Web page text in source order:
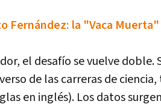
Fernández: la "Vaca
el desafío se vuelve doble.
de las carreras de
en inglés). Los datos